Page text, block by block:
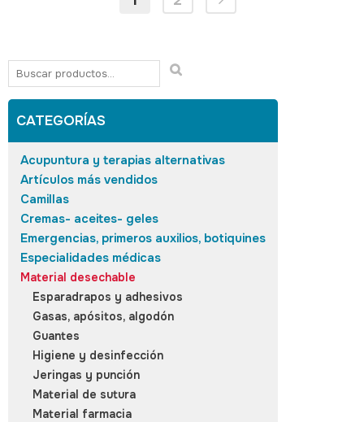
CATEGORÍAS
Acupuntura y terapias alternativas
Artículos más vendidos
Camillas
Cremas- aceites- geles
Emergencias, primeros auxilios, botiquines
Especialidades médicas
Material desechable
Esparadrapos y adhesivos
Gasas, apósitos, algodón
Guantes
Higiene y desinfección
Jeringas y punción
Material de sutura
Material farmacia